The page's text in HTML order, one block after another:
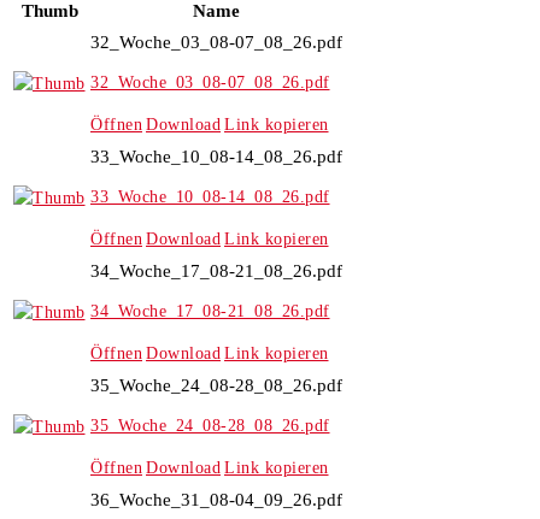
Thumb
Name
32_Woche_03_08-07_08_26.pdf
32_Woche_03_08-07_08_26.pdf
Öffnen Download Link kopieren
33_Woche_10_08-14_08_26.pdf
33_Woche_10_08-14_08_26.pdf
Öffnen Download Link kopieren
34_Woche_17_08-21_08_26.pdf
34_Woche_17_08-21_08_26.pdf
Öffnen Download Link kopieren
35_Woche_24_08-28_08_26.pdf
35_Woche_24_08-28_08_26.pdf
Öffnen Download Link kopieren
36_Woche_31_08-04_09_26.pdf